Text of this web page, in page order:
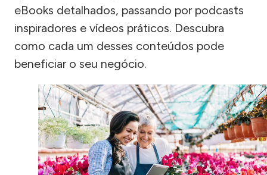
eBooks detalhados, passando por podcasts
inspiradores e vídeos práticos. Descubra
como cada um desses conteúdos pode
beneficiar o seu negócio.